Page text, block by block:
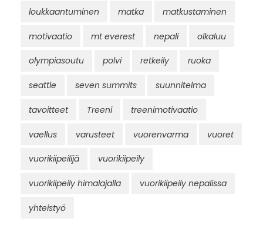
loukkaantuminen matka matkustaminen
motivaatio mt everest nepali olkaluu
olympiasoutu polvi retkeily ruoka
seattle seven summits suunnitelma
tavoitteet Treeni treenimotivaatio
vaellus varusteet vuorenvarma vuoret
vuorikiipeilijä vuorikiipeily
vuorikiipeily himalajalla vuorikiipeily nepalissa
yhteistyö